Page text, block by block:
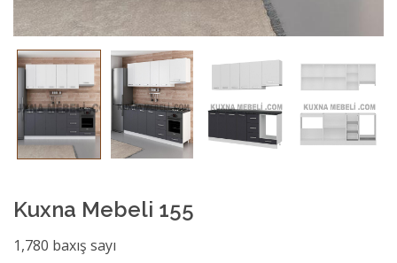
Kuxna Mebeli 155
1,780 baxış sayı